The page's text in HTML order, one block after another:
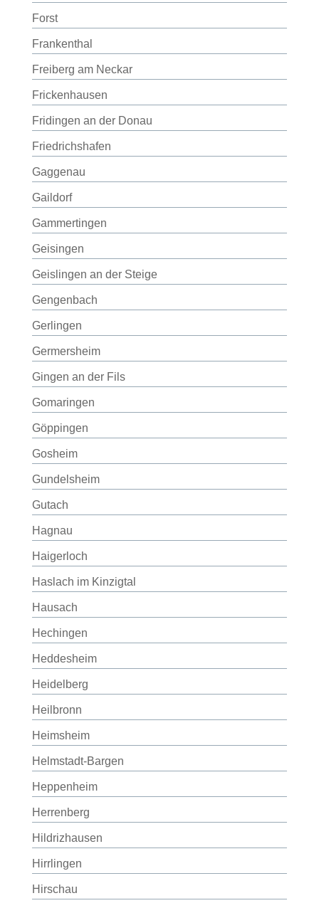
Forst
Frankenthal
Freiberg am Neckar
Frickenhausen
Fridingen an der Donau
Friedrichshafen
Gaggenau
Gaildorf
Gammertingen
Geisingen
Geislingen an der Steige
Gengenbach
Gerlingen
Germersheim
Gingen an der Fils
Gomaringen
Göppingen
Gosheim
Gundelsheim
Gutach
Hagnau
Haigerloch
Haslach im Kinzigtal
Hausach
Hechingen
Heddesheim
Heidelberg
Heilbronn
Heimsheim
Helmstadt-Bargen
Heppenheim
Herrenberg
Hildrizhausen
Hirrlingen
Hirschau